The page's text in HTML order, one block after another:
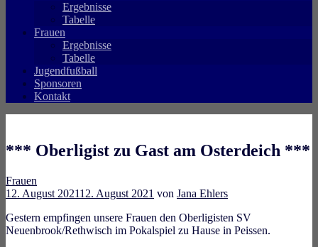
Ergebnisse
Tabelle
Frauen
Ergebnisse
Tabelle
Jugendfußball
Sponsoren
Kontakt
*** Oberligist zu Gast am Osterdeich ***
Frauen
12. August 202112. August 2021 von Jana Ehlers
Gestern empfingen unsere Frauen den Oberligisten SV
Neuenbrook/Rethwisch im Pokalspiel zu Hause in Peissen.